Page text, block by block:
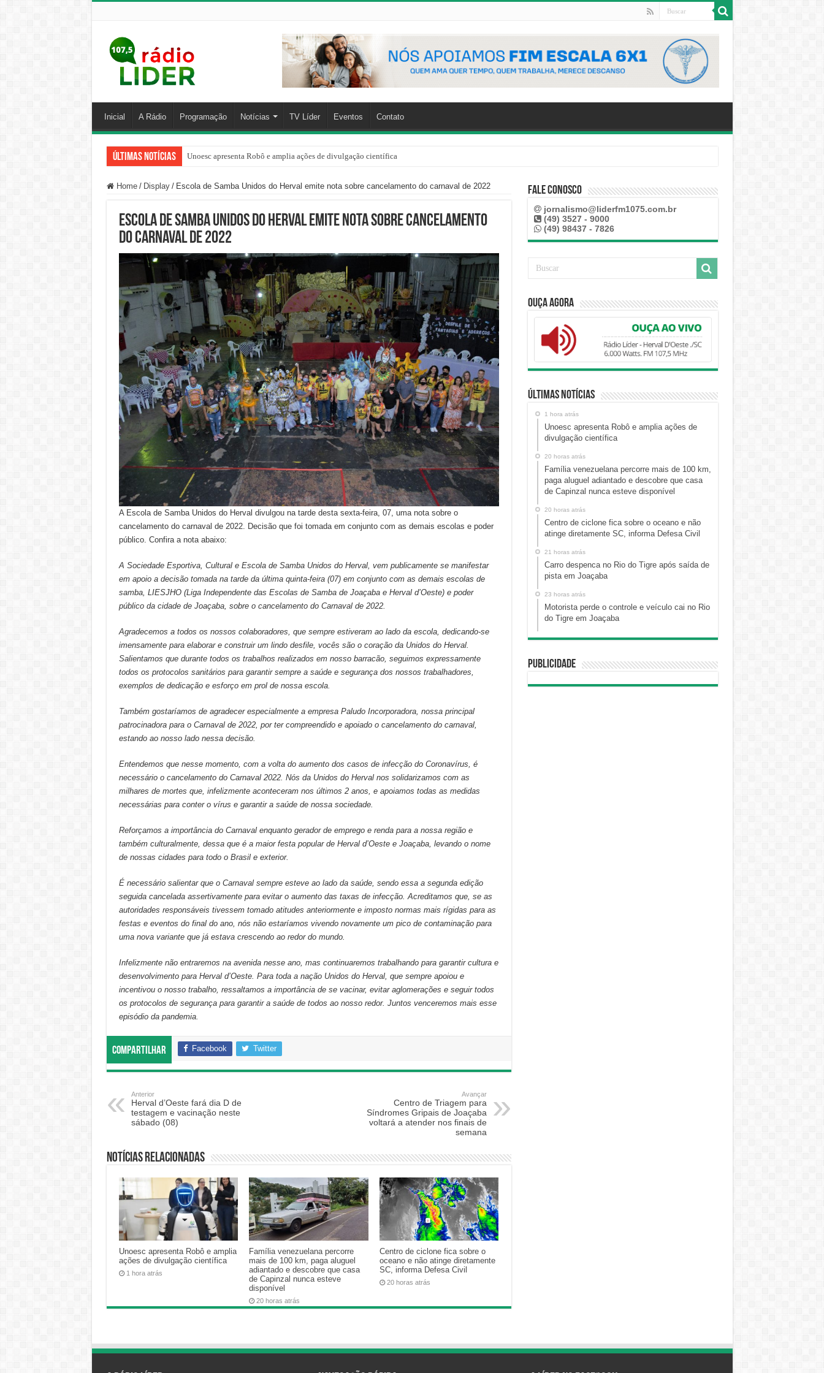
Inicial A Rádio Programação Notícias TV Líder Eventos Contato
Últimas Notícias Unoesc apresenta Robô e amplia ações de divulgação científica
Home / Display / Escola de Samba Unidos do Herval emite nota sobre cancelamento do carnaval de 2022
Escola de Samba Unidos do Herval emite nota sobre cancelamento
do carnaval de 2022
A Escola de Samba Unidos do Herval divulgou na tarde desta sexta-feira, 07, uma nota sobre o
cancelamento do carnaval de 2022. Decisão que foi tomada em conjunto com as demais escolas e poder
público. Confira a nota abaixo:
A Sociedade Esportiva, Cultural e Escola de Samba Unidos do Herval, vem publicamente se manifestar
em apoio a decisão tomada na tarde da última quinta-feira (07) em conjunto com as demais escolas de
samba, LIESJHO (Liga Independente das Escolas de Samba de Joaçaba e Herval d’Oeste) e poder
público da cidade de Joaçaba, sobre o cancelamento do Carnaval de 2022.
Agradecemos a todos os nossos colaboradores, que sempre estiveram ao lado da escola, dedicando-se
imensamente para elaborar e construir um lindo desfile, vocês são o coração da Unidos do Herval.
Salientamos que durante todos os trabalhos realizados em nosso barracão, seguimos expressamente
todos os protocolos sanitários para garantir sempre a saúde e segurança dos nossos trabalhadores,
exemplos de dedicação e esforço em prol de nossa escola.
Também gostaríamos de agradecer especialmente a empresa Paludo Incorporadora, nossa principal
patrocinadora para o Carnaval de 2022, por ter compreendido e apoiado o cancelamento do carnaval,
estando ao nosso lado nessa decisão.
Entendemos que nesse momento, com a volta do aumento dos casos de infecção do Coronavírus, é
necessário o cancelamento do Carnaval 2022. Nós da Unidos do Herval nos solidarizamos com as
milhares de mortes que, infelizmente aconteceram nos últimos 2 anos, e apoiamos todas as medidas
necessárias para conter o vírus e garantir a saúde de nossa sociedade.
Reforçamos a importância do Carnaval enquanto gerador de emprego e renda para a nossa região e
também culturalmente, dessa que é a maior festa popular de Herval d’Oeste e Joaçaba, levando o nome
de nossas cidades para todo o Brasil e exterior.
É necessário salientar que o Carnaval sempre esteve ao lado da saúde, sendo essa a segunda edição
seguida cancelada assertivamente para evitar o aumento das taxas de infecção. Acreditamos que, se as
autoridades responsáveis tivessem tomado atitudes anteriormente e imposto normas mais rígidas para as
festas e eventos do final do ano, nós não estaríamos vivendo novamente um pico de contaminação para
uma nova variante que já estava crescendo ao redor do mundo.
Infelizmente não entraremos na avenida nesse ano, mas continuaremos trabalhando para garantir cultura e
desenvolvimento para Herval d’Oeste. Para toda a nação Unidos do Herval, que sempre apoiou e
incentivou o nosso trabalho, ressaltamos a importância de se vacinar, evitar aglomerações e seguir todos
os protocolos de segurança para garantir a saúde de todos ao nosso redor. Juntos venceremos mais esse
episódio da pandemia.
Compartilhar Facebook Twitter
Anterior
Herval d’Oeste fará dia D de
testagem e vacinação neste
sábado (08)
Avançar
Centro de Triagem para
Síndromes Gripais de Joaçaba
voltará a atender nos finais de
semana
Notícias relacionadas
Unoesc apresenta Robô e amplia
ações de divulgação científica
1 hora atrás
Família venezuelana percorre
mais de 100 km, paga aluguel
adiantado e descobre que casa
de Capinzal nunca esteve
disponível
20 horas atrás
Centro de ciclone fica sobre o
oceano e não atinge diretamente
SC, informa Defesa Civil
20 horas atrás
Fale Conosco
jornalismo@liderfm1075.com.br
(49) 3527 - 9000
(49) 98437 - 7826
Ouça Agora
Últimas Notícias
1 hora atrás
Unoesc apresenta Robô e amplia ações de
divulgação científica
20 horas atrás
Família venezuelana percorre mais de 100 km,
paga aluguel adiantado e descobre que casa
de Capinzal nunca esteve disponível
20 horas atrás
Centro de ciclone fica sobre o oceano e não
atinge diretamente SC, informa Defesa Civil
21 horas atrás
Carro despenca no Rio do Tigre após saída de
pista em Joaçaba
23 horas atrás
Motorista perde o controle e veículo cai no Rio
do Tigre em Joaçaba
Publicidade